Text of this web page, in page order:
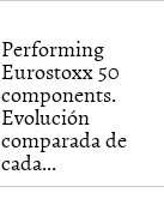
Performing
Eurostoxx 50
components.
Evolución
comparada de
cada...